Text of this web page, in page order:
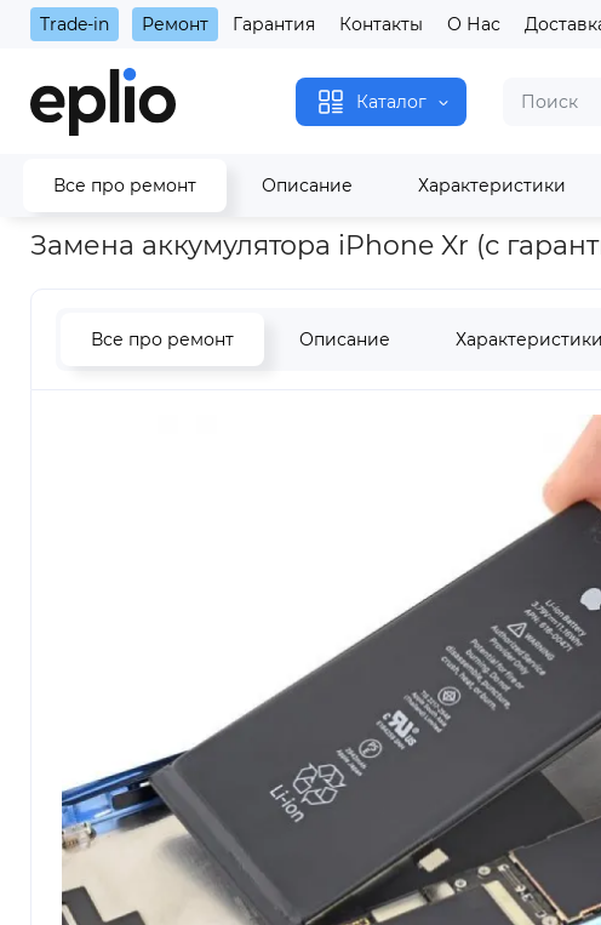
Trade-in Ремонт Гарантия Контакты О Нас
Каталог
Все про ремонт Описание Характеристики
Главная Замена аккумулятора iPhone Xr (с гарантией 1 год)
Замена аккумулятора iPhone Xr (с
Все про ремонт Описание Характеристики